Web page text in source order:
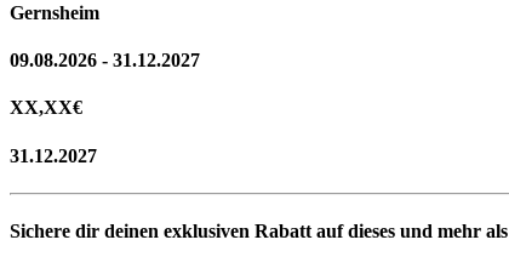
Gernsheim
09.08.2026 - 31.12.2027
XX,XX€
31.12.2027
Sichere dir deinen exklusiven Rabatt auf dieses und mehr als